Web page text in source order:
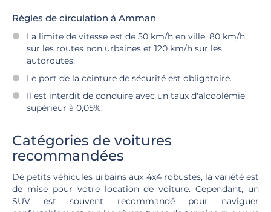
Règles de circulation à Amman
La limite de vitesse est de 50 km/h en ville, 80 km/h
sur les routes non urbaines et 120 km/h sur les
autoroutes.
Le port de la ceinture de sécurité est obligatoire.
Il est interdit de conduire avec un taux d'alcoolémie
supérieur à 0,05%.
Catégories de voitures
recommandées
De petits véhicules urbains aux 4x4 robustes, la variété est
de mise pour votre location de voiture. Cependant, un
SUV est souvent recommandé pour naviguer